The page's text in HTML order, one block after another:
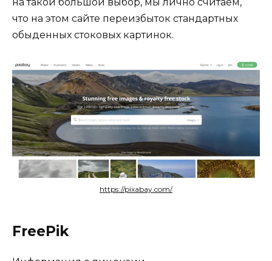
на такой большой выбор, мы лично считаем,
что на этом сайте переизбыток стандартных
обыденных стоковых картинок.
https://pixabay.com/
FreePik